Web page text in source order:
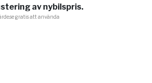
av nybilspris.
gratis att använda